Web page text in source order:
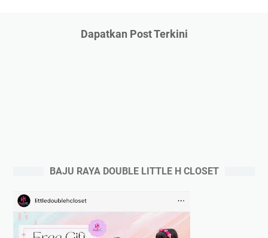
Dapatkan Post Terkini
BAJU RAYA DOUBLE LITTLE H CLOSET